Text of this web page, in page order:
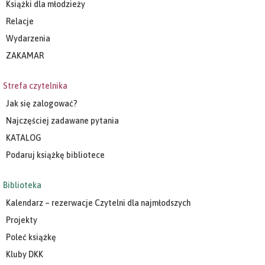
Książki dla młodzieży
Relacje
Wydarzenia
ZAKAMAR
Strefa czytelnika
Jak się zalogować?
Najczęściej zadawane pytania
KATALOG
Podaruj książkę bibliotece
Biblioteka
Kalendarz – rezerwacje Czytelni dla najmłodszych
Projekty
Poleć książkę
Kluby DKK